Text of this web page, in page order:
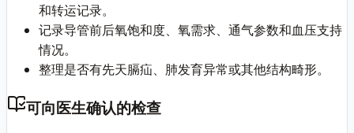
和转运记录。
记录导管前后氧饱和度、氧需求、通气参数和血压支持
情况。
整理是否有先天膈疝、肺发育异常或其他结构畸形。
可向医生确认的检查